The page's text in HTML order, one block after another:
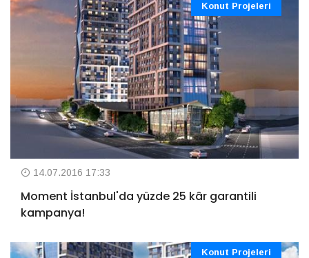
Konut Projeleri
14.07.2016 17:33
Moment İstanbul'da yüzde 25 kâr garantili
kampanya!
Konut Projeleri